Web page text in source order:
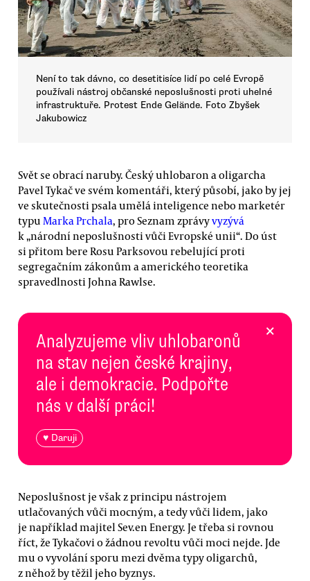
Není to tak dávno, co desetitisíce lidí po celé Evropě
používali nástroj občanské neposlušnosti proti uhelné
infrastruktuře. Protest Ende Gelände. Foto Zbyšek
Jakubowicz
Svět se obrací naruby. Český uhlobaron a oligarcha
Pavel Tykač ve svém komentáři, který působí, jako by jej
ve skutečnosti psala umělá inteligence nebo marketér
typu Marka Prchala, pro Seznam zprávyvyzývá
k „národní neposlušnosti vůči Evropské unii“. Do úst
si přitom bere Rosu Parksovou rebelující proti
segregačním zákonům a amerického teoretika
spravedlnosti Johna Rawlse.
Analyzujeme vliv uhlobaronů
na stav nejen české krajiny,
ale i demokracie. Podpořte
nás v další práci!
♥ Daruji
×
Neposlušnost je však z principu nástrojem
utlačovaných vůči mocným, a tedy vůči lidem, jako
je například majitel Sev.en Energy. Je třeba si rovnou
říct, že Tykačovi o žádnou revoltu vůči moci nejde. Jde
mu o vyvolání sporu mezi dvěma typy oligarchů,
z něhož by těžil jeho byznys.